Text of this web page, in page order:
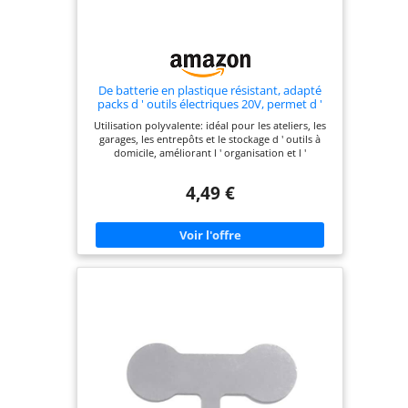
De batterie en plastique résistant, adapté
packs d ' outils électriques 20V, permet d '
économiser de l ' espace dans le garage du
propriétaire de la batterie
Utilisation polyvalente: idéal pour les ateliers, les
garages, les entrepôts et le stockage d ' outils à
domicile, améliorant l ' organisation et l '
pour des installations rapides et sans tracas, vous
Matériaux: Fabriqué à partir de plastique haute
résistance avec une excellente résistance chocs et
à la pour des durables dans diverses conditions
Conception peu encombrante: le maintient vos
pendant l ' utilisation
4,49 €